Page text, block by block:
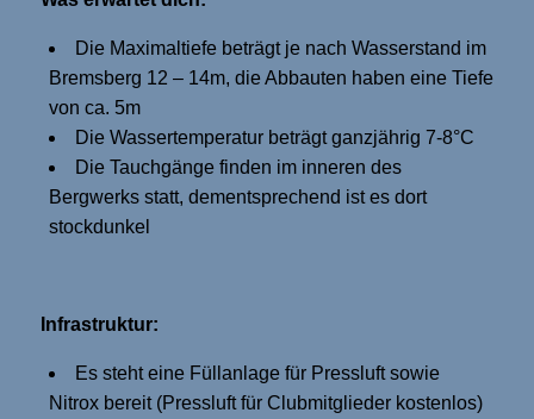
Die Maximaltiefe beträgt je nach Wasserstand im
Bremsberg 12 – 14m, die Abbauten haben eine Tiefe
von ca. 5m
Die Wassertemperatur beträgt ganzjährig 7-8°C
Die Tauchgänge finden im inneren des
Bergwerks statt, dementsprechend ist es dort
stockdunkel
Infrastruktur:
Es steht eine Füllanlage für Pressluft sowie
Nitrox bereit (Pressluft für Clubmitglieder kostenlos)